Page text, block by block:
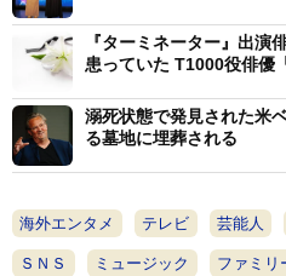
『ターミネーター』出
患っていた T1000役俳優
溺死状態で発見された米
る墓地に埋葬される
海外エンタメ テレビ 芸能人
ＳＮＳ ミュージック ファミリ